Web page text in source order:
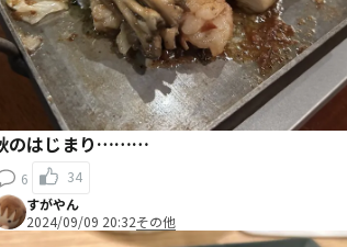
のはじまり………
6
34
すがやん
2024/09/09 20:32その他